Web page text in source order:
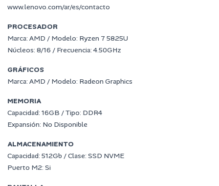
www.lenovo.com/ar/es/contacto
PROCESADOR
Marca: AMD / Modelo: Ryzen 7 5825U
Núcleos: 8/16 / Frecuencia: 4.50GHz
GRÁFICOS
Marca: AMD / Modelo: Radeon Graphics
MEMORIA
Capacidad: 16GB / Tipo: DDR4
Expansión: No Disponible
ALMACENAMIENTO
Capacidad: 512Gb / Clase: SSD NVME
Puerto M2: Si